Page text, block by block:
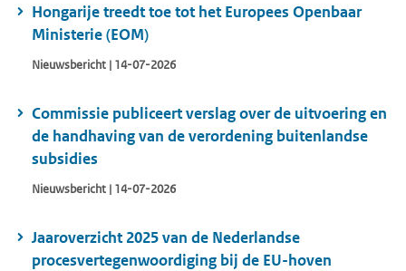
Hongarije treedt toe tot het Europees Openbaar
Ministerie (EOM)
Nieuwsbericht | 14-07-2026
Commissie publiceert verslag over de uitvoering en
de handhaving van de verordening buitenlandse
subsidies
Nieuwsbericht | 14-07-2026
Jaaroverzicht 2025 van de Nederlandse
procesvertegenwoordiging bij de EU-hoven